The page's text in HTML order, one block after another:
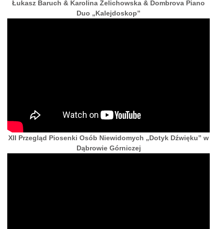
Łukasz Baruch & Karolina Żelichowska & Dombrova Piano
Duo „Kalejdoskop”
XII Przegląd Piosenki Osób Niewidomych „Dotyk Dźwięku” w
Dąbrowie Górniczej